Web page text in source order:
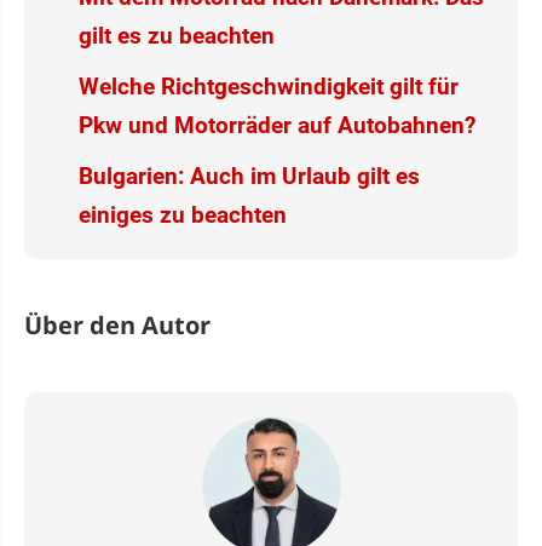
gilt es zu beachten
Welche Richtgeschwindigkeit gilt für
Pkw und Motorräder auf Autobahnen?
Bulgarien: Auch im Urlaub gilt es
einiges zu beachten
Über den Autor